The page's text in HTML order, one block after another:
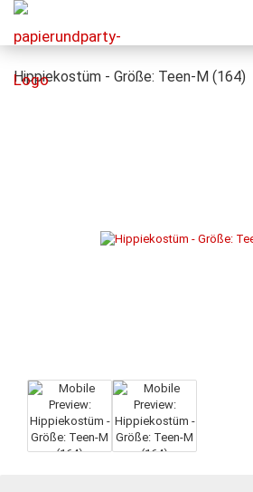
Hippiekostüm - Größe: Teen-M (164)